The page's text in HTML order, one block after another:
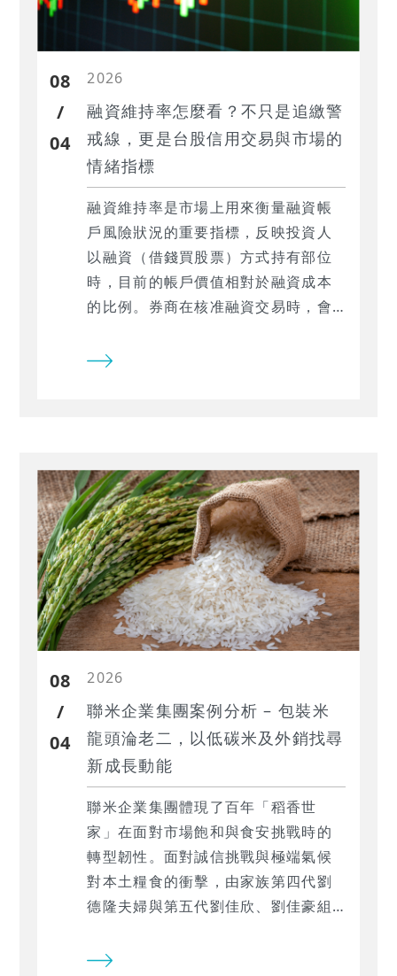
08
/
04
2026
融資維持率怎麼看？不只是追繳警
戒線，更是台股信用交易與市場的
情緒指標
融資維持率是市場上用來衡量融資帳
戶風險狀況的重要指標，反映投資人
以融資（借錢買股票）方式持有部位
時，目前的帳戶價值相對於融資成本
的比例。券商在核准融資交易時，會
（Margin Call）的門檻：當股價下
維持率怎麼看？可以如何查詢？本文
一次說明。
08
/
04
2026
聯米企業集團案例分析 – 包裝米
龍頭淪老二，以低碳米及外銷找尋
新成長動能
聯米企業集團體現了百年「稻香世
家」在面對市場飽和與食安挑戰時的
轉型韌性。面對誠信挑戰與極端氣候
對本土糧食的衝擊，由家族第四代劉
德隆夫婦與第五代劉佳欣、劉佳豪組
低碳米」等 ESG 策略，並試圖拉高外